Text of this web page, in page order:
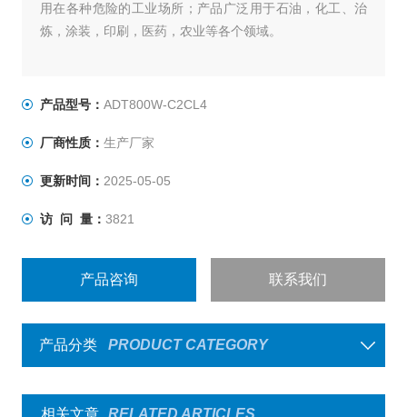
用在各种危险的工业场所；产品广泛用于石油，化工、治
炼，涂装，印刷，医药，农业等各个领域。
产品型号： ADT800W-C2CL4
厂商性质： 生产厂家
更新时间： 2025-05-05
访 问 量： 3821
产品咨询 联系我们
产品分类 PRODUCT CATEGORY